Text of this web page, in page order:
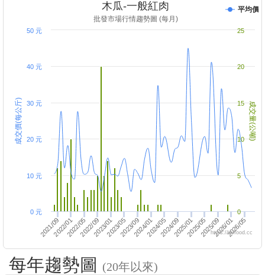
成交價(每公斤) 成交量(公噸)
木瓜-一般紅肉
批發市場行情趨勢圖 (每月)
平均價
2022/01 2023/01 2024/01 2025/01 2026/01
2021/09 2022/052022/09 2023/052023/09 2024/052024/09 2025/052025/09 2026/05
0 元
10 元
20 元
30 元
40 元
50 元
0
5
10
15
20
25
https://twfood.cc
每年趨勢圖 (20年以來)